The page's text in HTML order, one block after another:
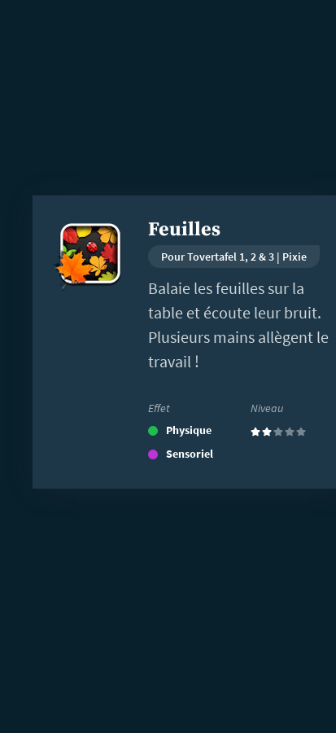
Feuilles
Pour Tovertafel 1, 2 & 3 | Pixie
Balaie les feuilles sur la
table et écoute leur bruit.
Plusieurs mains allègent le
travail !
Effet
Physique
Sensoriel
Niveau
(2)
savoir
plus